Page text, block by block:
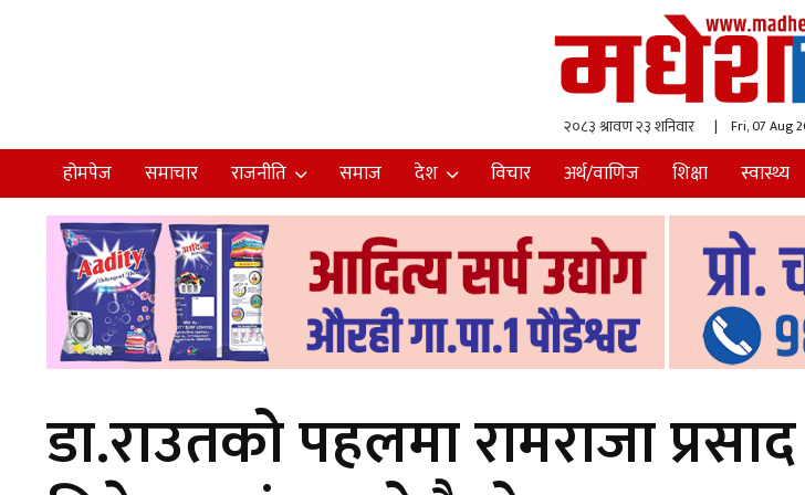
| Fri, 07 Aug
होमपेज समाचार राजनीति समाज देश विचार अर्थ/वाणिज शिक्षा स्वास्थ्य
डा.राउतको पहलमा रामराजा प्रसाद